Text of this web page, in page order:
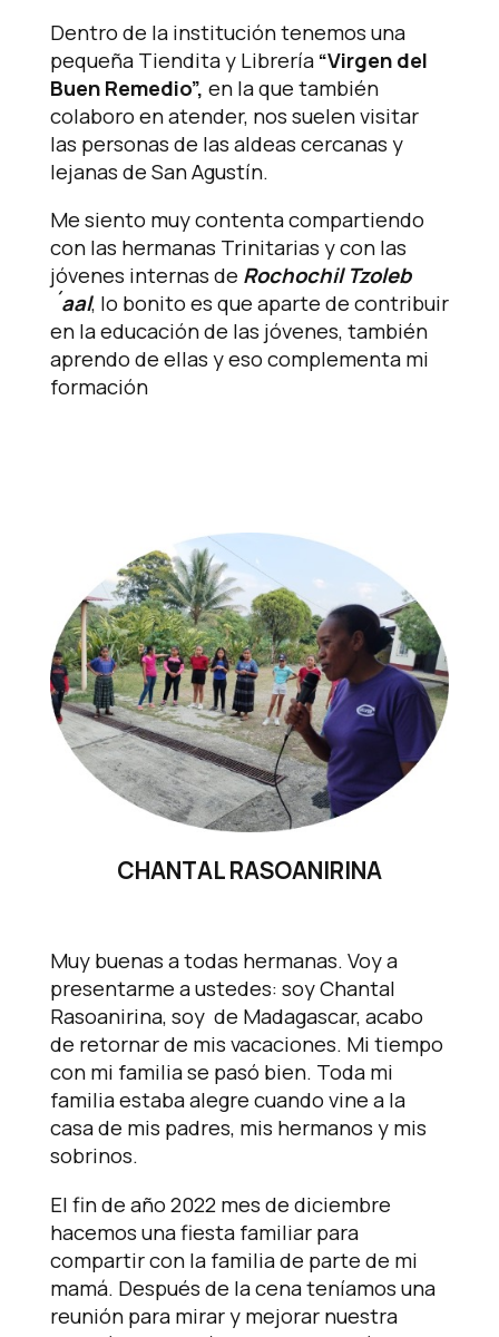
Dentro de la institución tenemos una
pequeña Tiendita y Librería“Virgen del
Buen Remedio”, en la que también
colaboro en atender, nos suelen visitar
las personas de las aldeas cercanas y
lejanas de San Agustín.
Me siento muy contenta compartiendo
con las hermanas Trinitarias y con las
jóvenes internas de Rochochil Tzoleb
´aal, lo bonito es que aparte de contribuir
en la educación de las jóvenes, también
aprendo de ellas y eso complementa mi
formación
CHANTAL RASOANIRINA
Muy buenas a todas hermanas. Voy a
presentarme a ustedes: soy Chantal
Rasoanirina, soy de Madagascar, acabo
de retornar de mis vacaciones. Mi tiempo
con mi familia se pasó bien. Toda mi
familia estaba alegre cuando vine a la
casa de mis padres, mis hermanos y mis
sobrinos.
El fin de año 2022 mes de diciembre
hacemos una fiesta familiar para
compartir con la familia de parte de mi
mamá. Después de la cena teníamos una
reunión para mirar y mejorar nuestra